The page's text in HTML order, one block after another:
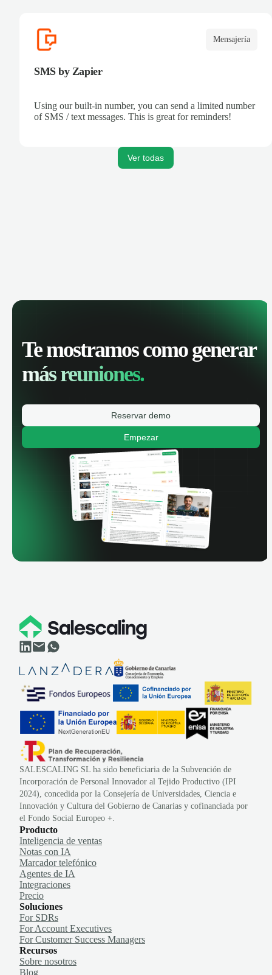
Mensajería
SMS by Zapier
Using our built-in number, you can send a limited number
of SMS / text messages. This is great for reminders!
Ver todas
Te mostramos como generar
más reuniones.
Reservar demo
Empezar
SALESCALING SL ha sido beneficiaria de la Subvención de
Incorporación de Personal Innovador al Tejido Productivo (IPI
2024), concedida por la Consejería de Universidades, Ciencia e
Innovación y Cultura del Gobierno de Canarias y cofinanciada por
el Fondo Social Europeo +.
Producto
Inteligencia de ventas
Notas con IA
Marcador telefónico
Agentes de IA
Integraciones
Precio
Soluciones
For SDRs
For Account Executives
For Customer Success Managers
Recursos
Sobre nosotros
Blog